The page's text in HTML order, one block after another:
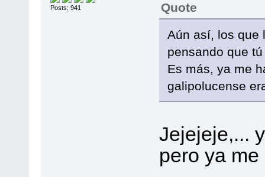
Posts: 941
Quote
Aún así, los que
pensando que
Es más, ya me
galipolucense
Jejejeje,...
pero ya